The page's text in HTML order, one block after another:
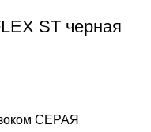
ST черная